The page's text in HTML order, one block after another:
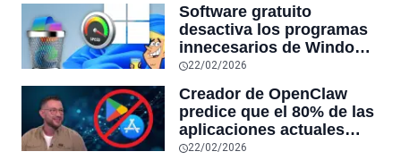
Software gratuito
desactiva los programas
innecesarios de Windows
11 y optimiza el PC,
RAM y mucho más
22/02/2026
Creador de OpenClaw
predice que el 80% de las
aplicaciones actuales
desaparecerán en el
22/02/2026